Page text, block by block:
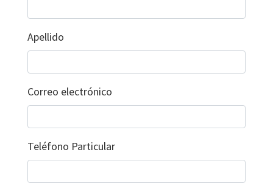
Apellido
Correo electrónico
Teléfono Particular